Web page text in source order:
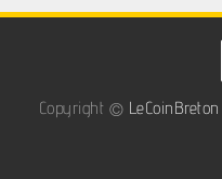
Copyright ©